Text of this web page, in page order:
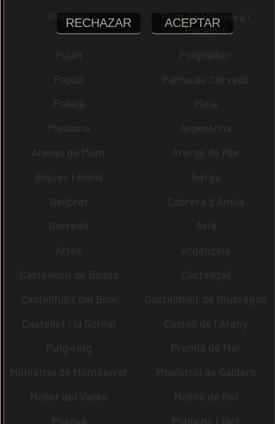
Pontons
Pont de Vilomara i
Rocafort
Pujalt
Puigdàlber
Papiol
Palma de Cervelló
Pallejà
Moià
Mediona
Argentona
Arenys de Munt
Arenys de Mar
Bigues i Riells
Berga
Bellprat
Cabrera d´Anoia
Borredà
Avià
Artés
Argençola
Castellnou de Bages
Castellgalí
Castellfullit del Boix
Castellfollit de Riubregós
Castellet i la Gornal
Castell de l´Areny
Puig-reig
Premià de Mar
Monistrol de Montserrat
Monistrol de Calders
Mollet del Vallès
Molins de Rei
Polinyà
Pobla de Lillet
RECHAZAR ACEPTAR